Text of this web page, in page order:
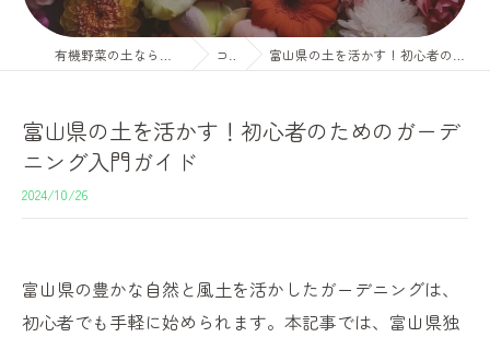
コラム 富山県の土を活かす！初心者のためのガーデニング入門ガイド
富山県の土を活かす！初心者のためのガーデ
ニング入門ガイド
2024/10/26
富山県の豊かな自然と風土を活かしたガーデニングは、
初心者でも手軽に始められます。本記事では、富山県独